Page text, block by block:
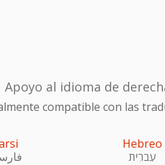
Apoyo al idioma de
compatible con las
Hebreo
עִברִית